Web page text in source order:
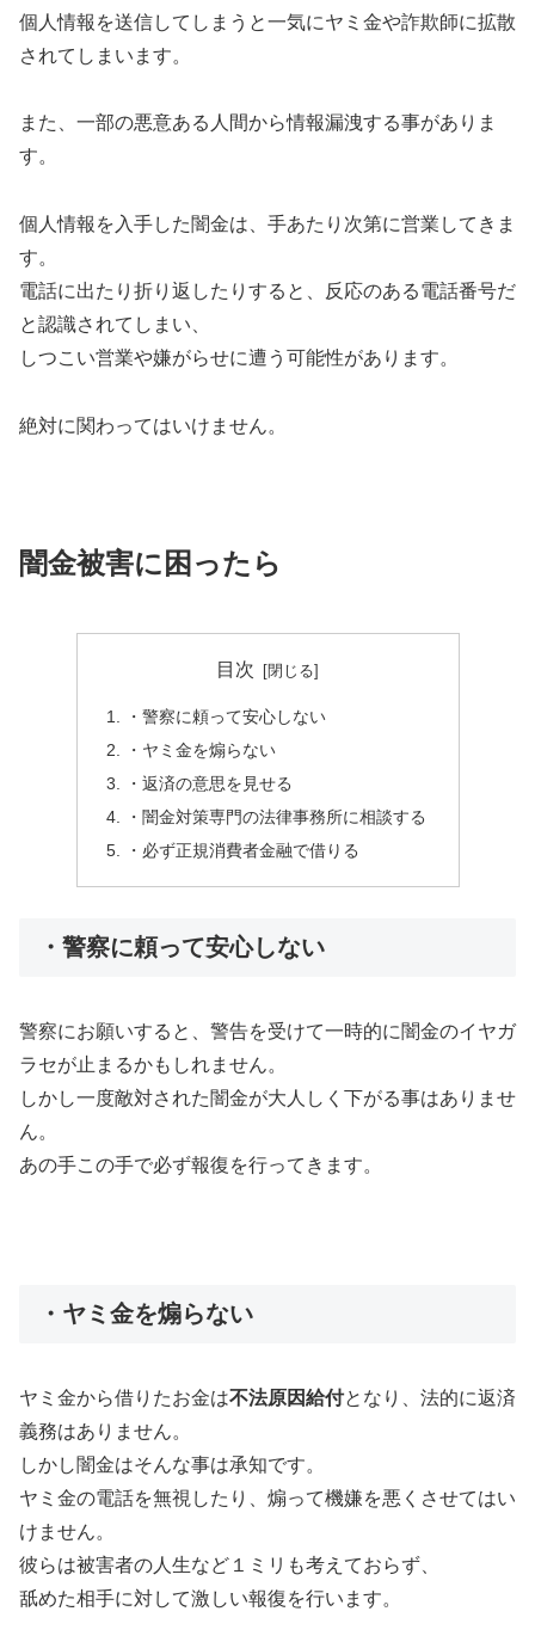
個人情報を送信してしまうと一気にヤミ金や詐欺師に拡散
されてしまいます。
また、一部の悪意ある人間から情報漏洩する事がありま
す。
個人情報を入手した闇金は、手あたり次第に営業してきま
す。
電話に出たり折り返したりすると、反応のある電話番号だ
と認識されてしまい、
しつこい営業や嫌がらせに遭う可能性があります。
絶対に関わってはいけません。
闇金被害に困ったら
目次
・警察に頼って安心しない
・ヤミ金を煽らない
・返済の意思を見せる
・闇金対策専門の法律事務所に相談する
・必ず正規消費者金融で借りる
・警察に頼って安心しない
警察にお願いすると、警告を受けて一時的に闇金のイヤガ
ラセが止まるかもしれません。
しかし一度敵対された闇金が大人しく下がる事はありませ
ん。
あの手この手で必ず報復を行ってきます。
・ヤミ金を煽らない
ヤミ金から借りたお金は不法原因給付となり、法的に返済
義務はありません。
しかし闇金はそんな事は承知です。
ヤミ金の電話を無視したり、煽って機嫌を悪くさせてはい
けません。
彼らは被害者の人生など１ミリも考えておらず、
舐めた相手に対して激しい報復を行います。